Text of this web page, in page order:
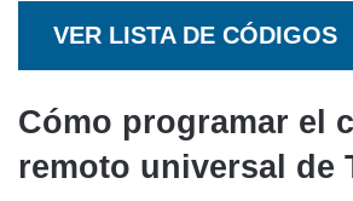
VER LISTA DE CÓDIGOS
Cómo programar el
remoto universal de